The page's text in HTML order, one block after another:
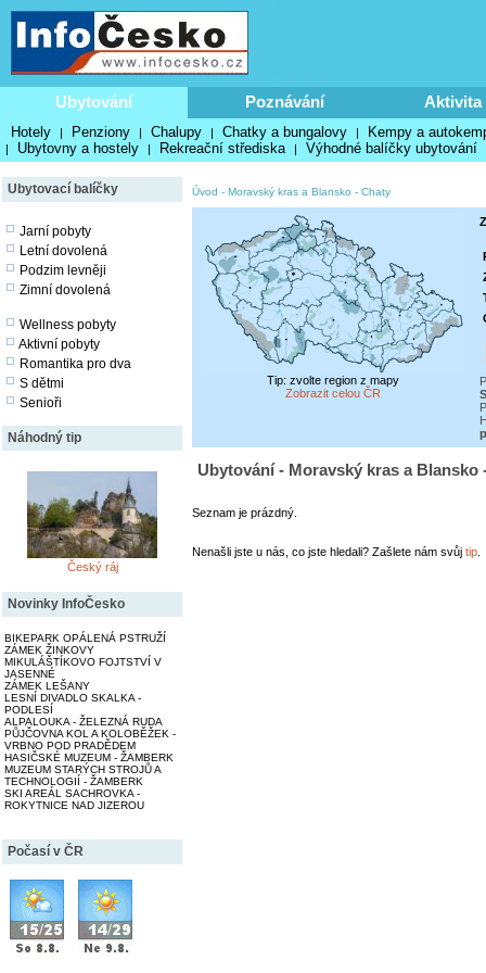
Ubytování Poznávání Aktivita
Hotely | Penziony | Chalupy | Chatky a bungalovy | Kempy a
| Ubytovny a hostely | Rekreační střediska | Výhodné balíčky ubytování
Ubytovací balíčky
Jarní pobyty
Letní dovolená
Podzim levněji
Zimní dovolená
Wellness pobyty
Aktivní pobyty
Romantika pro dva
S dětmi
Senioři
Náhodný tip
Český ráj
Novinky InfoČesko
BIKEPARK OPÁLENÁ PSTRUŽÍ
ZÁMEK ŽINKOVY
MIKULÁŠTÍKOVO FOJTSTVÍ V
JASENNÉ
ZÁMEK LEŠANY
LESNÍ DIVADLO SKALKA -
PODLESÍ
ALPALOUKA - ŽELEZNÁ RUDA
PŮJČOVNA KOL A KOLOBĚŽEK -
VRBNO POD PRADĚDEM
HASIČSKÉ MUZEUM - ŽAMBERK
MUZEUM STARÝCH STROJŮ A
TECHNOLOGIÍ - ŽAMBERK
SKI AREÁL SACHROVKA -
ROKYTNICE NAD JIZEROU
Počasí v ČR
Úvod - Moravský kras a Blansko - Chaty
Tip: zvolte region z mapy
Zobrazit celou ČR
Ubytování - Moravský kras a Blansko
Seznam je prázdný.
Nenašli jste u nás, co jste hledali? Zašlete nám svůj tip